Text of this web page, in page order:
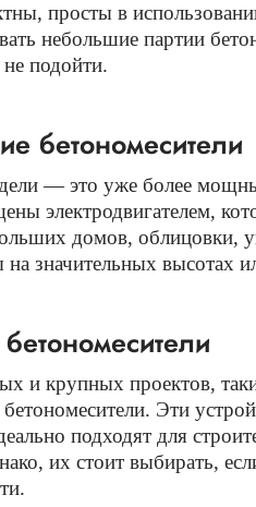
просты в
небольшие партии
подойти.
бетономесители
— это уже более
электродвигателем,
домов,
значительных высотах
и крупных проектов,
Эти
подходят для
их стоит выбирать,